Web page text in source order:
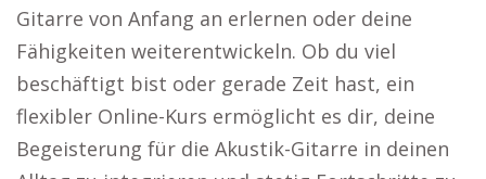
Gitarre von Anfang an erlernen oder deine
Fähigkeiten weiterentwickeln. Ob du viel
beschäftigt bist oder gerade Zeit hast, ein
flexibler Online-Kurs ermöglicht es dir, deine
Begeisterung für die Akustik-Gitarre in deinen